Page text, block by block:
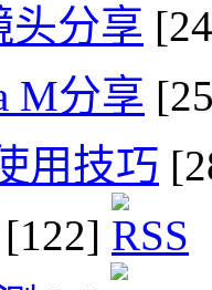
头分享
M分享
用技巧
[122]